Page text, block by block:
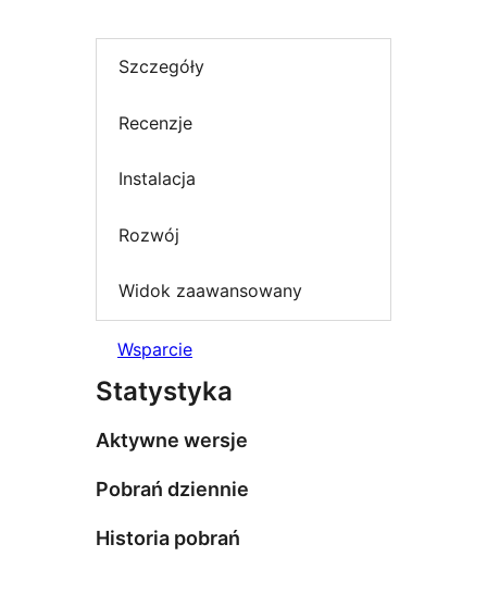
Szczegóły
Recenzje
Instalacja
Rozwój
Widok zaawansowany
Wsparcie
Statystyka
Aktywne wersje
Pobrań dziennie
Historia pobrań